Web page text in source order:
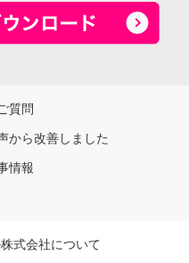
質問
から改善しました
情報
式会社について